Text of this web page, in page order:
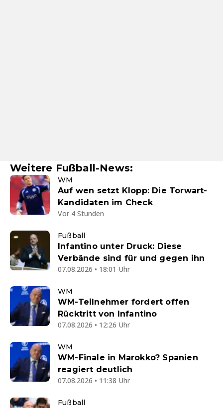
Weitere Fußball-News:
WM
Auf wen setzt Klopp: Die Torwart-
Kandidaten im Check
Vor 4 Stunden
Fußball
Infantino unter Druck: Diese
Verbände sind für und gegen ihn
07.08.2026 • 18:01 Uhr
WM
WM-Teilnehmer fordert offen
Rücktritt von Infantino
07.08.2026 • 12:26 Uhr
WM
WM-Finale in Marokko? Spanien
reagiert deutlich
07.08.2026 • 11:38 Uhr
Fußball